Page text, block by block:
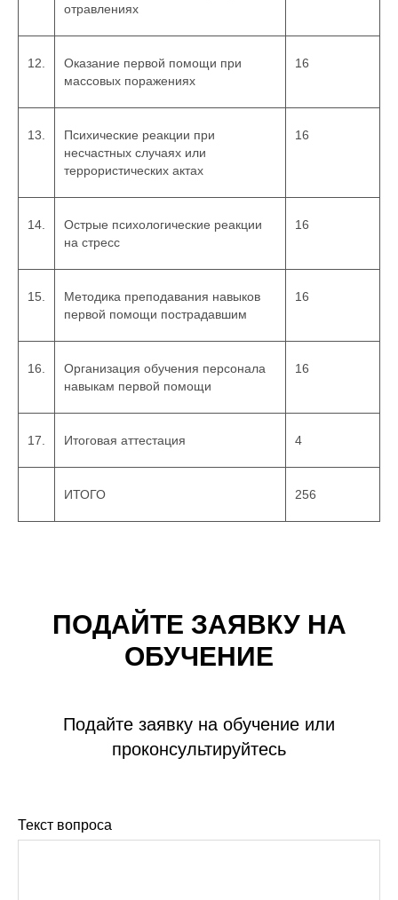
отравлениях
12.
Оказание первой помощи при
массовых поражениях
16
13.
Психические реакции при
несчастных случаях или
террористических актах
16
14.
Острые психологические реакции
на стресс
16
15.
Методика преподавания навыков
первой помощи пострадавшим
16
16.
Организация обучения персонала
навыкам первой помощи
16
17. Итоговая аттестация 4
ИТОГО 256
ПОДАЙТЕ ЗАЯВКУ НА
ОБУЧЕНИЕ
Подайте заявку на обучение или
проконсультируйтесь
Текст вопроса